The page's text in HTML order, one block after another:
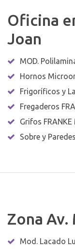
Oficina
Joan
MOD.
Hornos
Frigoríficos y
Fregaderos
Grifos FRANKE
Sobre y
Zona Av.
Mod. Lacado